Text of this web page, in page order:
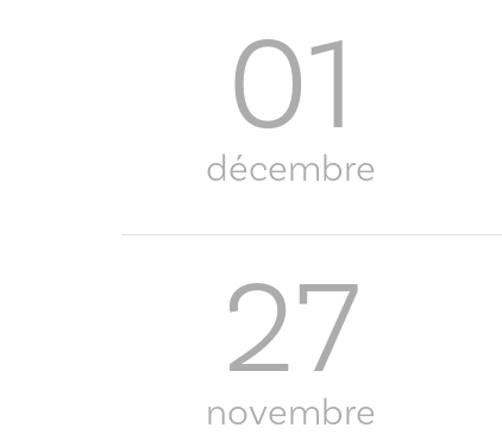
01
décembre
27
novembre